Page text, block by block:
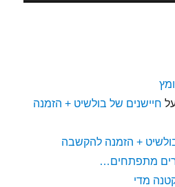
חיישנים של בולשיט + הזמנה
+ הזמנה להקשבה
מתפתחים…
מדי